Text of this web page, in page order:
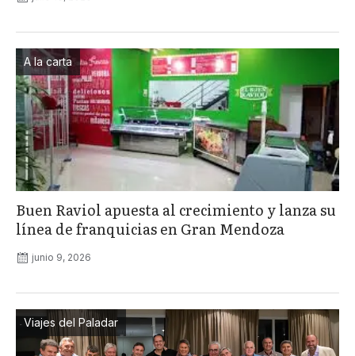
A la carta
Buen Raviol apuesta al crecimiento y lanza su
línea de franquicias en Gran Mendoza
junio 9, 2026
Viajes del Paladar